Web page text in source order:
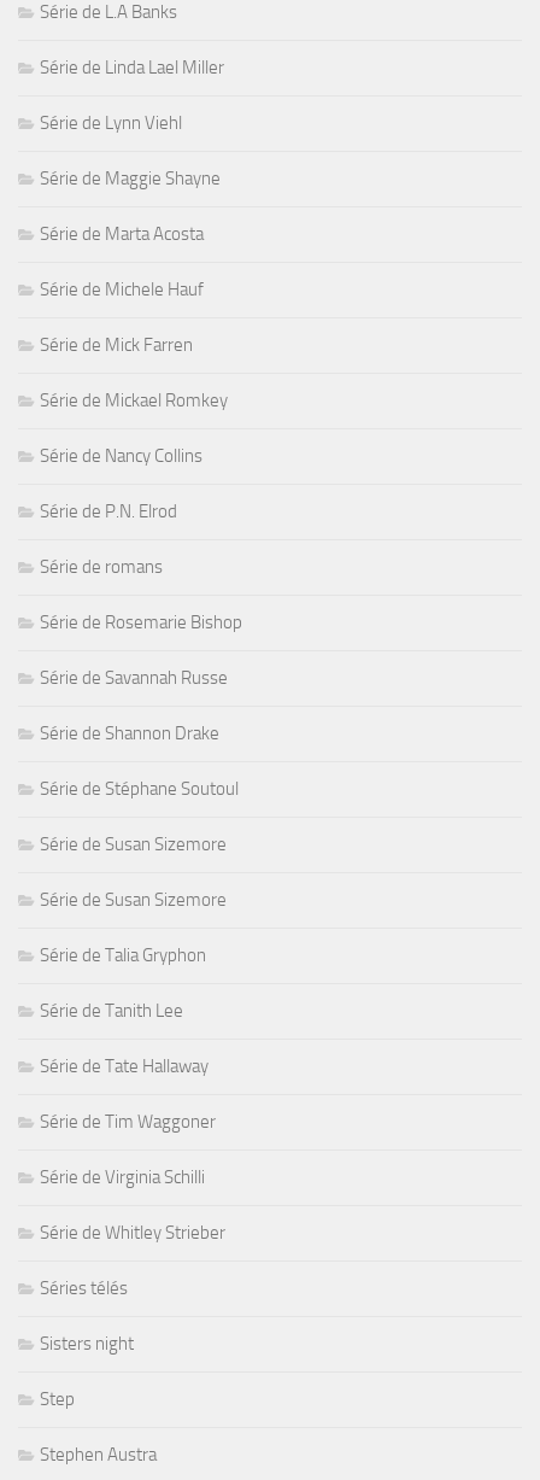
Série de L.A Banks
Série de Linda Lael Miller
Série de Lynn Viehl
Série de Maggie Shayne
Série de Marta Acosta
Série de Michele Hauf
Série de Mick Farren
Série de Mickael Romkey
Série de Nancy Collins
Série de P.N. Elrod
Série de romans
Série de Rosemarie Bishop
Série de Savannah Russe
Série de Shannon Drake
Série de Stéphane Soutoul
Série de Susan Sizemore
Série de Susan Sizemore
Série de Talia Gryphon
Série de Tanith Lee
Série de Tate Hallaway
Série de Tim Waggoner
Série de Virginia Schilli
Série de Whitley Strieber
Séries télés
Sisters night
Step
Stephen Austra